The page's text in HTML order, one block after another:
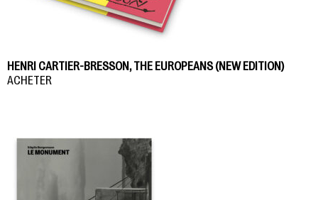
HENRI CARTIER-BRESSON, THE EUROPEANS (NEW EDITION)
ACHETER